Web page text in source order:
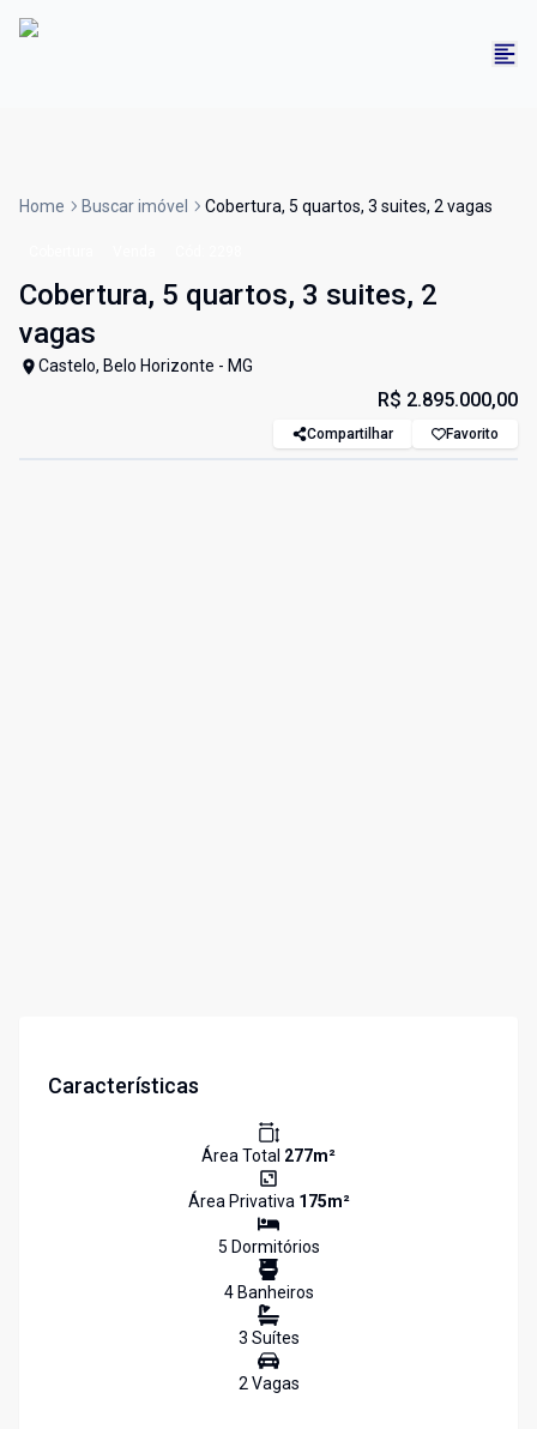
Home Buscar imóvel Cobertura, 5 quartos, 3 suites, 2 vagas
Cobertura, 5 quartos, 3 suites, 2
vagas
Castelo, Belo Horizonte - MG
R$ 2.895.000,00
Compartilhar Favorito
Características
Área Total 277m²
Área Privativa 175m²
5 Dormitórios
4Banheiros
3 Suítes
2Vagas